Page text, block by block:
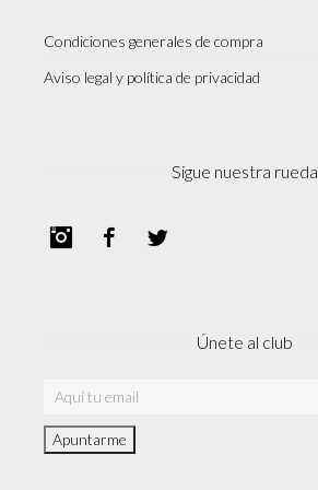
Condiciones generales de compra
Aviso legal y política de privacidad
Sigue nuestra rueda
InstagramFacebook
Únete al club